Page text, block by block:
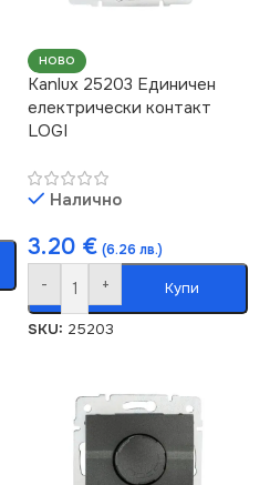
НОВО
Kanlux 25203 Единичен
електрически контакт
LOGI
Налично
3.20 € (6.26 лв.)
- + Купи
SKU: 25203